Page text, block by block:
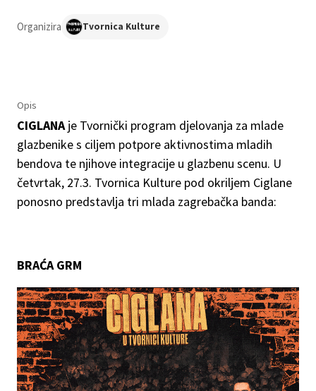
Organizira Tvornica Kulture
Opis
CIGLANAje Tvornički program djelovanja za mlade
glazbenike s ciljem potpore aktivnostima mladih
bendova te njihove integracije u glazbenu scenu. U
četvrtak, 27.3. Tvornica Kulture pod okriljem Ciglane
ponosno predstavlja tri mlada zagrebačka banda:
BRAĆA GRM